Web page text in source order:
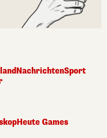
NachrichtenSport
Heute Games